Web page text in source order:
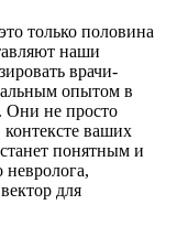
только половина
наши
врачи-
опытом в
Они не просто
ваших
понятным и
для